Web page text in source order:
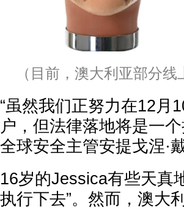
（目前，澳大利亚部分
“虽然我们正努力在12月
户，但法律落地将是一
全球安全主管安提戈涅·
16岁的Jessica有些天真
执行下去”。然而，澳大